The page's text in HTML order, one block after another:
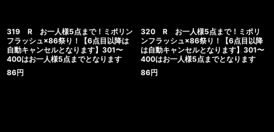
319 R お一人様5点まで！ミポリン
フラッシュ×86祭り！【6点目以降は
自動キャンセルとなります】301〜
400はお一人様5点までとなります
86円
320 R お一人様5点まで！ミポリ
ンフラッシュ×86祭り！【6点目以降
は自動キャンセルとなります】301〜
400はお一人様5点までとなります
86円